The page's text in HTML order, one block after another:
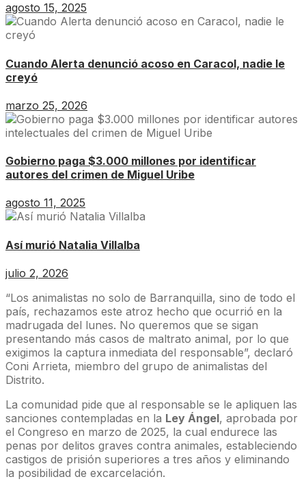
agosto 15, 2025
Cuando Alerta denunció acoso en Caracol, nadie le
creyó
marzo 25, 2026
Gobierno paga $3.000 millones por identificar
autores del crimen de Miguel Uribe
agosto 11, 2025
Así murió Natalia Villalba
julio 2, 2026
“Los animalistas no solo de Barranquilla, sino de todo el
país, rechazamos este atroz hecho que ocurrió en la
madrugada del lunes. No queremos que se sigan
presentando más casos de maltrato animal, por lo que
exigimos la captura inmediata del responsable”, declaró
Coni Arrieta, miembro del grupo de animalistas del
Distrito.
La comunidad pide que al responsable se le apliquen las
sanciones contempladas en la Ley Ángel, aprobada por
el Congreso en marzo de 2025, la cual endurece las
penas por delitos graves contra animales, estableciendo
castigos de prisión superiores a tres años y eliminando
la posibilidad de excarcelación.